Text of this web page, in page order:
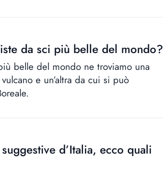
da sci più belle del mondo?
belle del mondo ne troviamo una
e un’altra da cui si può
d’Italia, ecco quali